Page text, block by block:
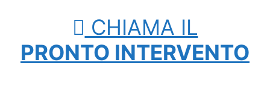
CHIAMA IL
PRONTO INTERVENTO